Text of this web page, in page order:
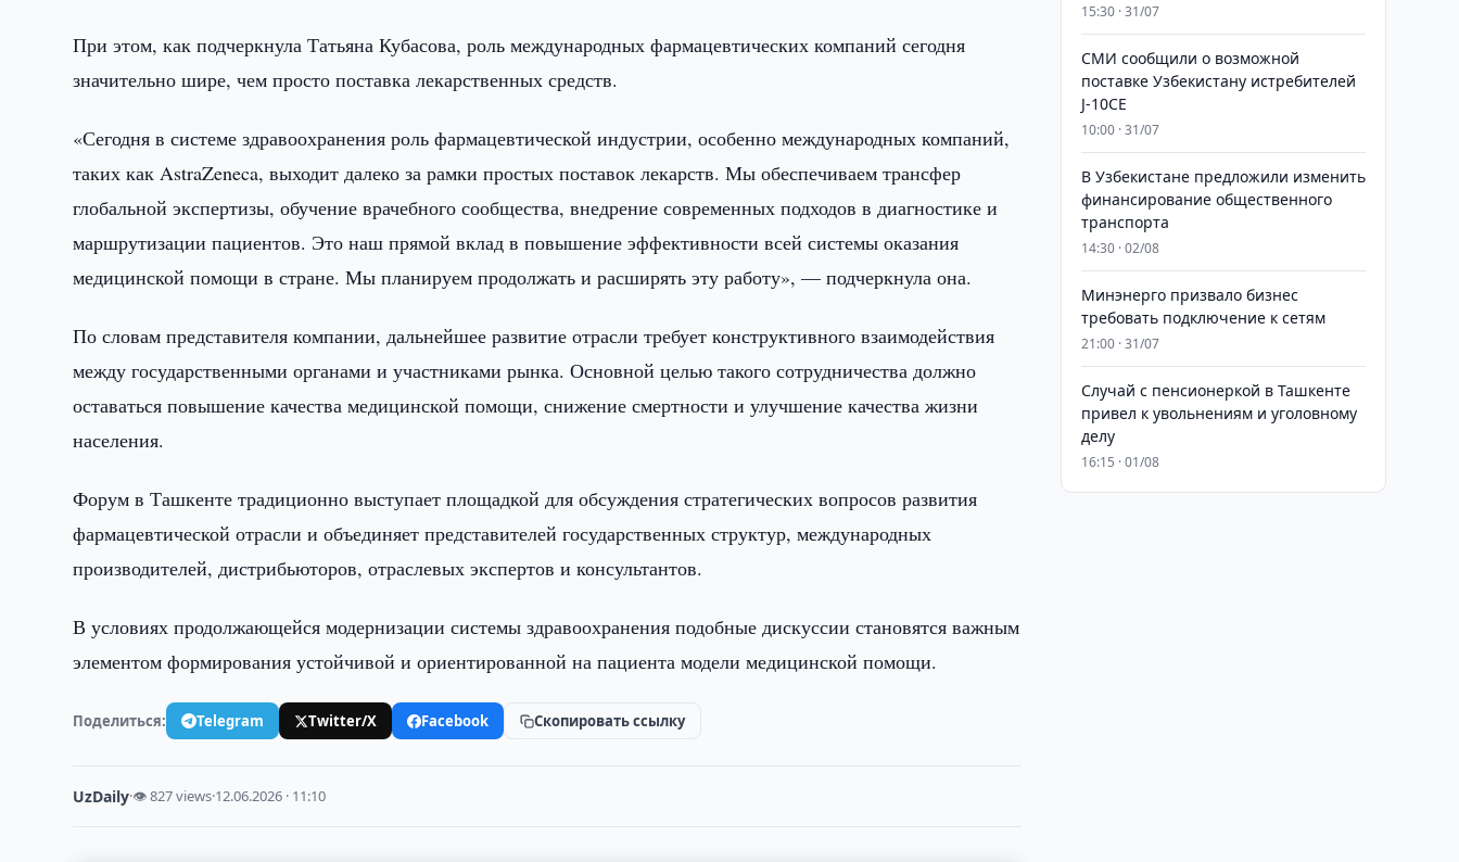
При этом, как подчеркнула Татьяна Кубасова, роль международных фармацевтических компаний сегодня
значительно шире, чем просто поставка лекарственных средств.
«Сегодня в системе здравоохранения роль фармацевтической индустрии, особенно международных компаний,
таких как AstraZeneca, выходит далеко за рамки простых поставок лекарств. Мы обеспечиваем трансфер
глобальной экспертизы, обучение врачебного сообщества, внедрение современных подходов в диагностике и
маршрутизации пациентов. Это наш прямой вклад в повышение эффективности всей системы оказания
медицинской помощи в стране. Мы планируем продолжать и расширять эту работу», — подчеркнула она.
По словам представителя компании, дальнейшее развитие отрасли требует конструктивного взаимодействия
между государственными органами и участниками рынка. Основной целью такого сотрудничества должно
оставаться повышение качества медицинской помощи, снижение смертности и улучшение качества жизни
населения.
Форум в Ташкенте традиционно выступает площадкой для обсуждения стратегических вопросов развития
фармацевтической отрасли и объединяет представителей государственных структур, международных
производителей, дистрибьюторов, отраслевых экспертов и консультантов.
В условиях продолжающейся модернизации системы здравоохранения подобные дискуссии становятся важным
элементом формирования устойчивой и ориентированной на пациента модели медицинской помощи.
Поделиться: Telegram Twitter/X Facebook Скопировать ссылку
UzDaily·👁 827 views·12.06.2026 · 11:10
15:30 · 31/07
СМИ сообщили о возможной
поставке Узбекистану истребителей
J-10CE
10:00 · 31/07
В Узбекистане предложили изменить
финансирование общественного
транспорта
14:30 · 02/08
Минэнерго призвало бизнес
требовать подключение к сетям
21:00 · 31/07
Случай с пенсионеркой в Ташкенте
привел к увольнениям и уголовному
делу
16:15 · 01/08